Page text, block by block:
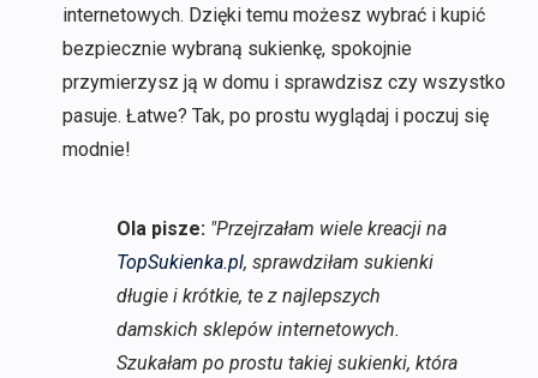
internetowych. Dzięki temu możesz wybrać i kupić
bezpiecznie wybraną sukienkę, spokojnie
przymierzysz ją w domu i sprawdzisz czy wszystko
pasuje. Łatwe? Tak, po prostu wyglądaj i poczuj się
modnie!
Ola pisze: "Przejrzałam wiele kreacji na
TopSukienka.pl, sprawdziłam sukienki
długie i krótkie, te z najlepszych
damskich sklepów internetowych.
Szukałam po prostu takiej sukienki, która